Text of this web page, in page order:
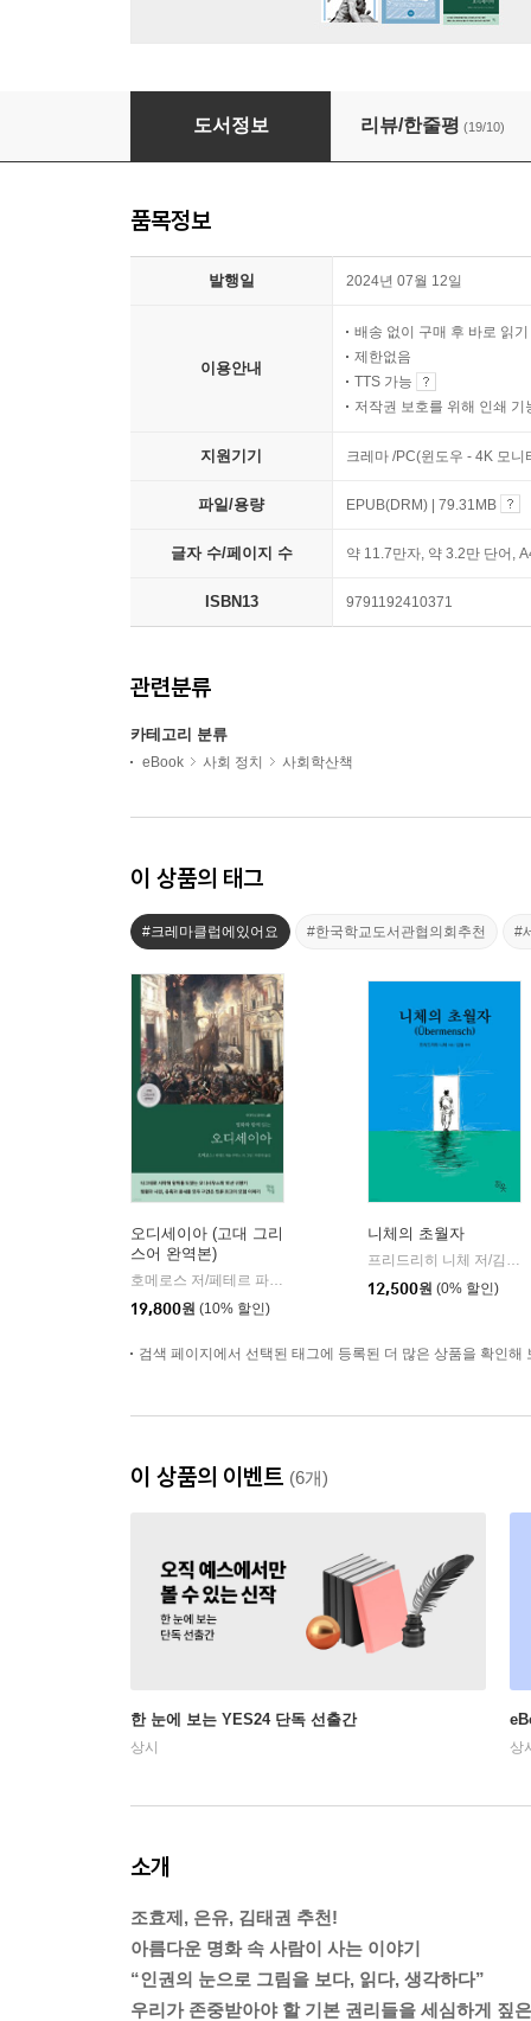
사람이 사는 미술관
도서정보 리뷰/한줄평 (19/10)
품목정보
발행일 2024년 07월 12일
이용안내
배송 없이 구매 후 바로 읽기
제한없음
TTS 가능
저작권 보호를 위해 인쇄 기
지원기기 크레마 /PC(윈도우 - 4K 모
파일/용량 EPUB(DRM) | 79.31MB
글자 수/페이지 수 약 11.7만자, 약 3.2만 단어,
ISBN13 9791192410371
관련분류
카테고리 분류
eBook 사회 정치 사회학산책
이 상품의 태그
#크레마클럽에있어요 #한국학교도서관협의회추천 #
오디세이아 (고대 그리
스어 완역본)
| 현대지성
19,800원 (10% 할인)
니체의 초월자
12,500원 (0% 할인)
검색 페이지에서 선택된 태그에 등록된 더 많은 상품을 확인해
이 상품의 이벤트 (6개)
한 눈에 보는 YES24 단독 선출간
상시 상
소개
조효제, 은유, 김태권 추천!
아름다운 명화 속 사람이 사는 이야기
“인권의 눈으로 그림을 보다, 읽다, 생각하다”
우리가 존중받아야 할 기본 권리들을 세심하게 짚